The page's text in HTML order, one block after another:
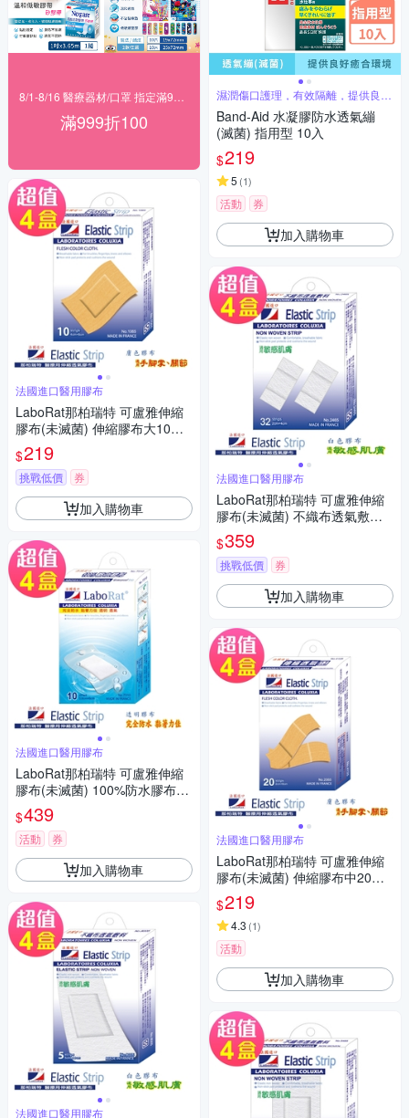
滿999折100
法國進口醫用膠布
LaboRat那柏瑞特 可盧雅伸縮
膠布(未滅菌) 伸縮膠布大10片
(4x6cm)(4盒組)
$219
挑戰低價 券
加入購物車
法國進口醫用膠布
LaboRat那柏瑞特 可盧雅伸縮
膠布(未滅菌) 100%防水膠布10
片(4盒組)(3.8x6cm)
$439
活動 券
加入購物車
法國進口醫用膠布
濕潤傷口護理，有效隔離，提供良好
愈合環境
Band-Aid 水凝膠防水透氣繃
(滅菌) 指用型 10入
$219
5 (1)
活動 券
加入購物車
法國進口醫用膠布
LaboRat那柏瑞特 可盧雅伸縮
膠布(未滅菌) 不織布透氣敷料3
2片(2x4cm)(4盒組)
$359
挑戰低價 券
加入購物車
法國進口醫用膠布
LaboRat那柏瑞特 可盧雅伸縮
膠布(未滅菌) 伸縮膠布中20片
(2x6cm)(4盒組)
$219
4.3 (1)
活動
加入購物車